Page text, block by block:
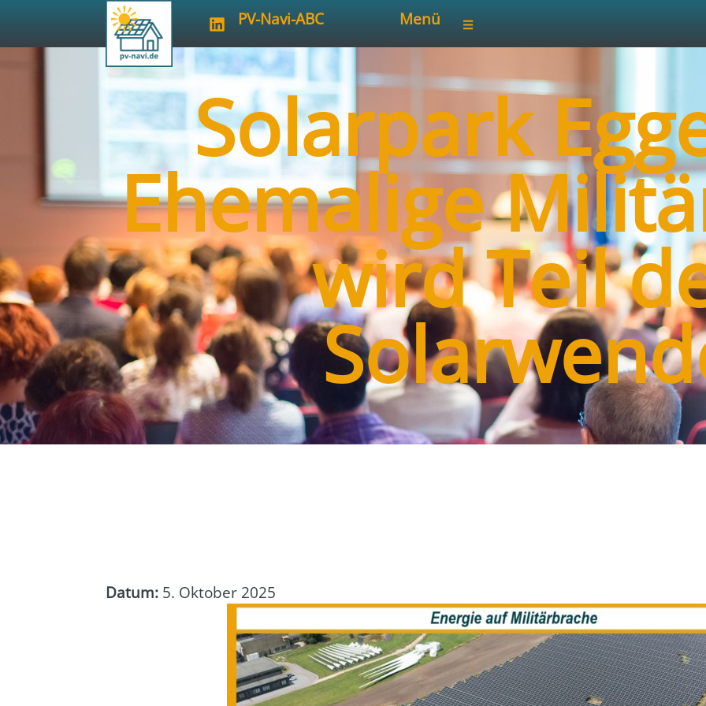
PV-Navi-ABC Menü
Solarpark
Ehemalige
wird Teil
Datum: 5. Oktober 2025